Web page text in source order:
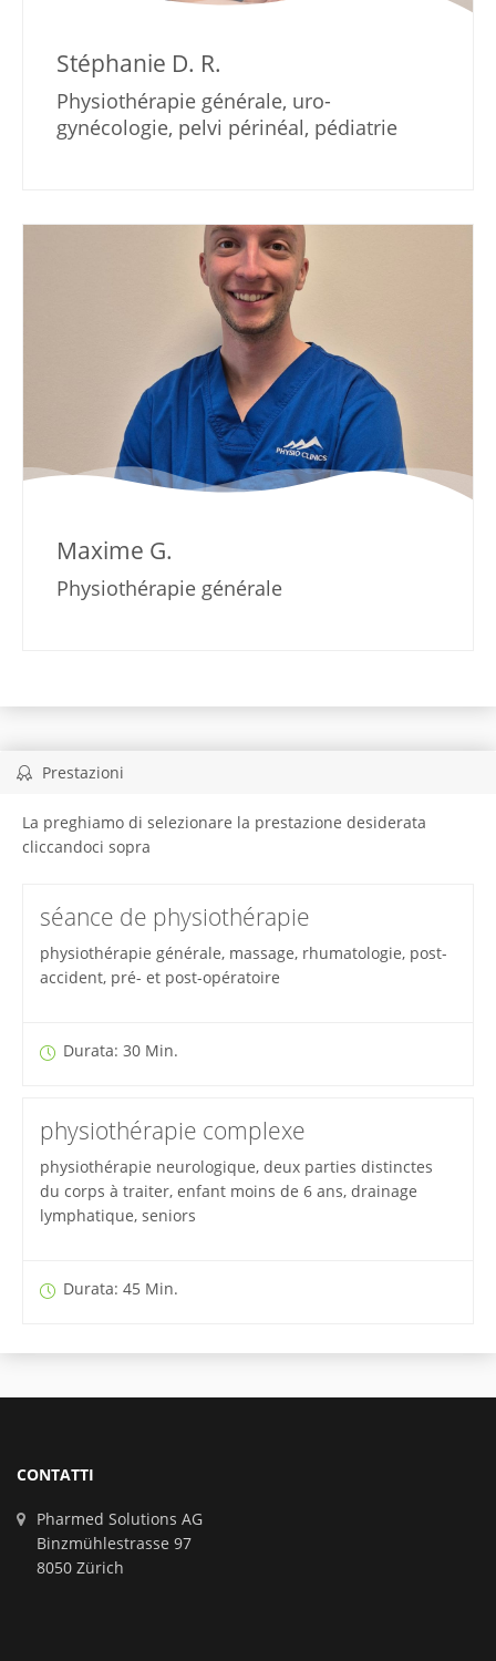
Stéphanie D. R.
Physiothérapie générale, uro-
gynécologie, pelvi périnéal, pédiatrie
Maxime G.
Physiothérapie générale
Prestazioni
La preghiamo di selezionare la prestazione desiderata
cliccandoci sopra
séance de physiothérapie
physiothérapie générale, massage, rhumatologie, post-
accident, pré- et post-opératoire
Durata: 30 Min.
physiothérapie complexe
physiothérapie neurologique, deux parties distinctes
du corps à traiter, enfant moins de 6 ans, drainage
lymphatique, seniors
Durata: 45 Min.
CONTATTI
Pharmed Solutions AG
Binzmühlestrasse 97
8050 Zürich